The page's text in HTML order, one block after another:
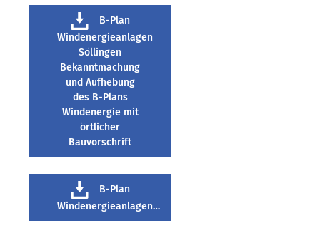
B-Plan
Windenergieanlagen
Söllingen
Bekanntmachung
und Aufhebung
des B-Plans
Windenergie mit
örtlicher
Bauvorschrift
B-Plan
Windenergieanlagen…